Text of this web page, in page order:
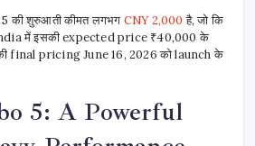
की शुरुआती कीमत लगभग CNY 2,000 है, जो कि
में इसकी expected price ₹40,000 के
final pricing June 16, 2026 को launch के
5: A Powerful